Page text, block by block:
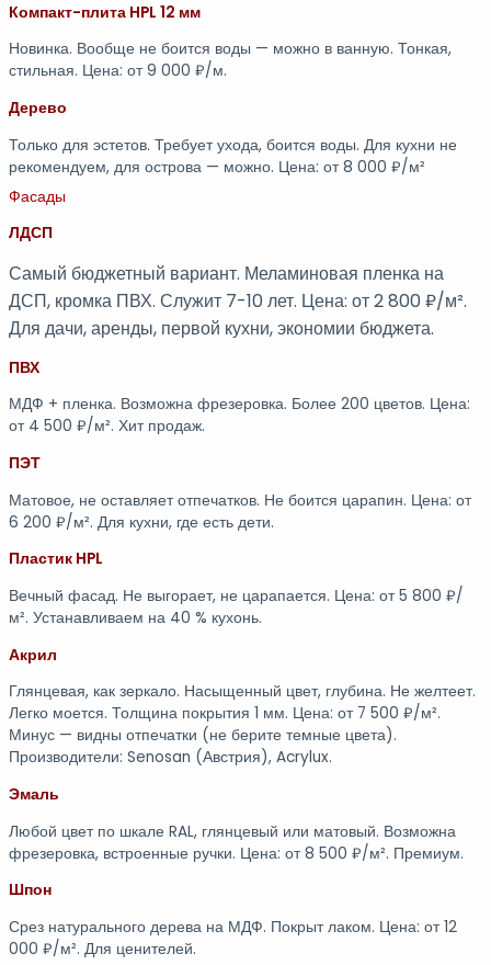
Компакт-плита HPL 12 мм
Новинка. Вообще не боится воды — можно в ванную. Тонкая,
стильная. Цена: от 9 000 ₽/м.
Дерево
Только для эстетов. Требует ухода, боится воды. Для кухни не
рекомендуем, для острова — можно. Цена: от 8 000 ₽/м²
Фасады
ЛДСП
Самый бюджетный вариант. Меламиновая пленка на
ДСП, кромка ПВХ. Служит 7-10 лет. Цена: от 2 800 ₽/м².
Для дачи, аренды, первой кухни, экономии бюджета.
ПВХ
МДФ + пленка. Возможна фрезеровка. Более 200 цветов. Цена:
от 4 500 ₽/м². Хит продаж.
ПЭТ
Матовое, не оставляет отпечатков. Не боится царапин. Цена: от
6 200 ₽/м². Для кухни, где есть дети.
Пластик HPL
Вечный фасад. Не выгорает, не царапается. Цена: от 5 800 ₽/
м². Устанавливаем на 40 % кухонь.
Акрил
Глянцевая, как зеркало. Насыщенный цвет, глубина. Не желтеет.
Легко моется. Толщина покрытия 1 мм. Цена: от 7 500 ₽/м².
Минус — видны отпечатки (не берите темные цвета).
Производители: Senosan (Австрия), Acrylux.
Эмаль
Любой цвет по шкале RAL, глянцевый или матовый. Возможна
фрезеровка, встроенные ручки. Цена: от 8 500 ₽/м². Премиум.
Шпон
Срез натурального дерева на МДФ. Покрыт лаком. Цена: от 12
000 ₽/м². Для ценителей.